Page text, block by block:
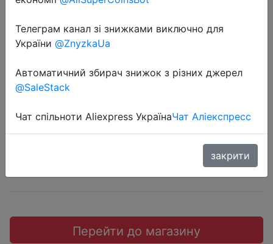
2019-01-13
Type-C (черный обсидиановый).
$13.99
Перейти до магазину
Телеграм канал зі знижками виключно для
України @ZnyzkaUa
Автоматичний збирач знижок з різних джерел
@SaleStack
Чат спільноти Aliexpress УкраїнаЧат Аліекспресс
закрити